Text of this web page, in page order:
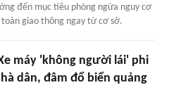
đến mục tiêu phòng ngừa nguy cơ
giao thông ngay từ cơ sở.
máy 'không người lái' phi
dân, đâm đổ biển quảng